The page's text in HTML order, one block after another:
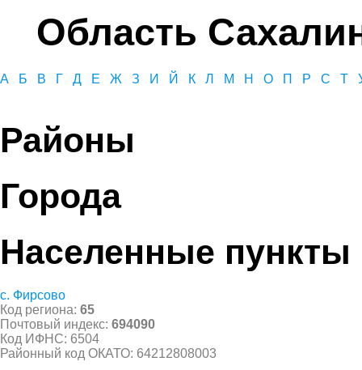
Область
А Б В Г Д Е Ж З И Й К Л М Н О П Р С Т
Районы
Города
Населенные пункты
с. Фирсово
Код региона: 65
Почтовый индекс: 694090
Код ИФНС: 6504
Районный код ОКАТО: 64212808003